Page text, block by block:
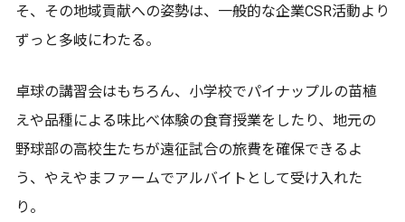
そ、その地域貢献への姿勢は、一般的な企業CSR活動より
ずっと多岐にわたる。
卓球の講習会はもちろん、小学校でパイナップルの苗植
えや品種による味比べ体験の食育授業をしたり、地元の
野球部の高校生たちが遠征試合の旅費を確保できるよ
う、やえやまファームでアルバイトとして受け入れた
り。